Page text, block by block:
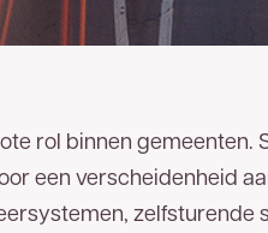
rol binnen gemeenten.
een verscheidenheid
zelfsturende